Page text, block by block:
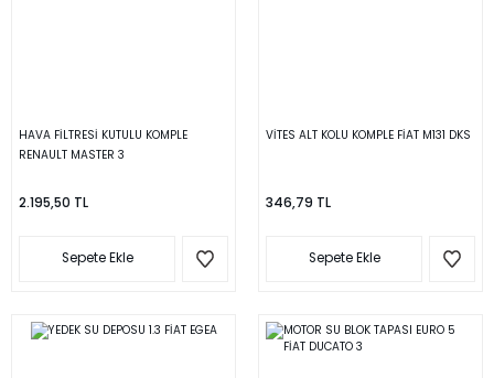
HAVA FİLTRESİ KUTULU KOMPLE
RENAULT MASTER 3
2.195,50 TL
Sepete Ekle
VİTES ALT KOLU KOMPLE FİAT M131 DKS
346,79 TL
Sepete Ekle